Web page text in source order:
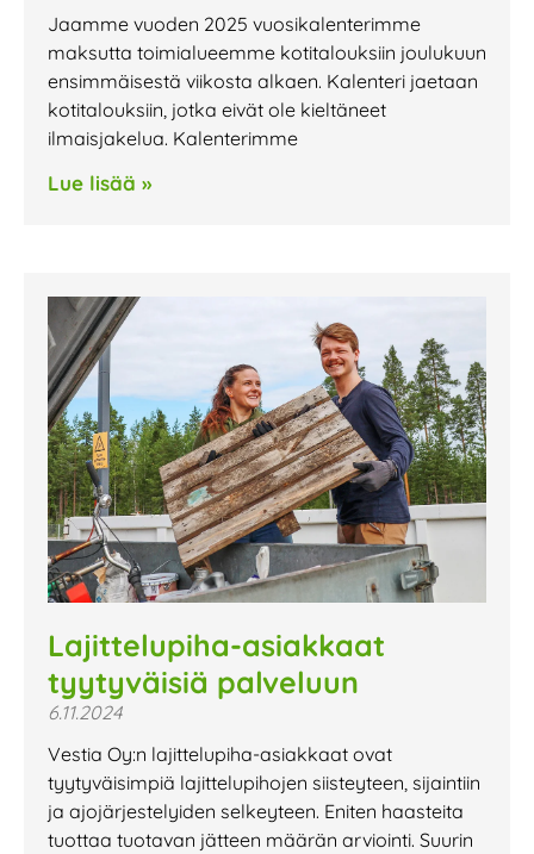
Jaamme vuoden 2025 vuosikalenterimme
maksutta toimialueemme kotitalouksiin joulukuun
ensimmäisestä viikosta alkaen. Kalenteri jaetaan
kotitalouksiin, jotka eivät ole kieltäneet
ilmaisjakelua. Kalenterimme
Lue lisää »
Lajittelupiha-asiakkaat
tyytyväisiä palveluun
6.11.2024
Vestia Oy:n lajittelupiha-asiakkaat ovat
tyytyväisimpiä lajittelupihojen siisteyteen, sijaintiin
ja ajojärjestelyiden selkeyteen. Eniten haasteita
tuottaa tuotavan jätteen määrän arviointi. Suurin